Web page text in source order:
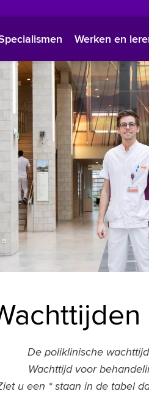
Werken en
De poliklinische
Wachttijd voor
u een * staan in de tabel